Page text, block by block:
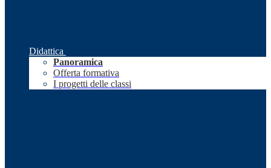
Didattica
Panoramica
Offerta formativa
I progetti delle classi